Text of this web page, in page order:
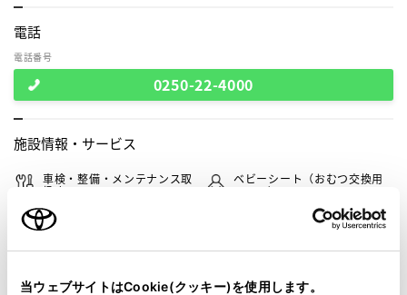
当ウェブサイトはCookie(クッキー)を使用します。
電話
電話番号
0250-22-4000
施設情報・ サービス
車検・整備・メンテナンス取
扱店
ベビーシート（おむつ交換用
シート）
G-Station